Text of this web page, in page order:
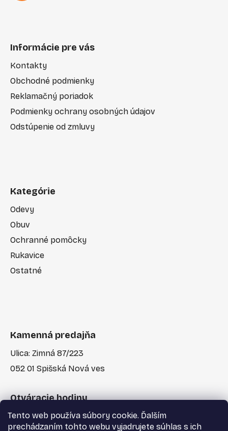
Tento web používa súbory cookie. Ďalším
prechádzaním tohto webu vyjadrujete súhlas s ich
Informácie pre vás
Kontakty
Obchodné podmienky
Reklamačný poriadok
Podmienky ochrany osobných údajov
Odstúpenie od zmluvy
Kategórie
Odevy
Obuv
Ochranné pomôcky
Rukavice
Ostatné
Kamenná predajňa
Ulica: Zimná 87/223
052 01 Spišská Nová ves
Otváracie hodiny
Po-Pia: 7:30 - 17:00